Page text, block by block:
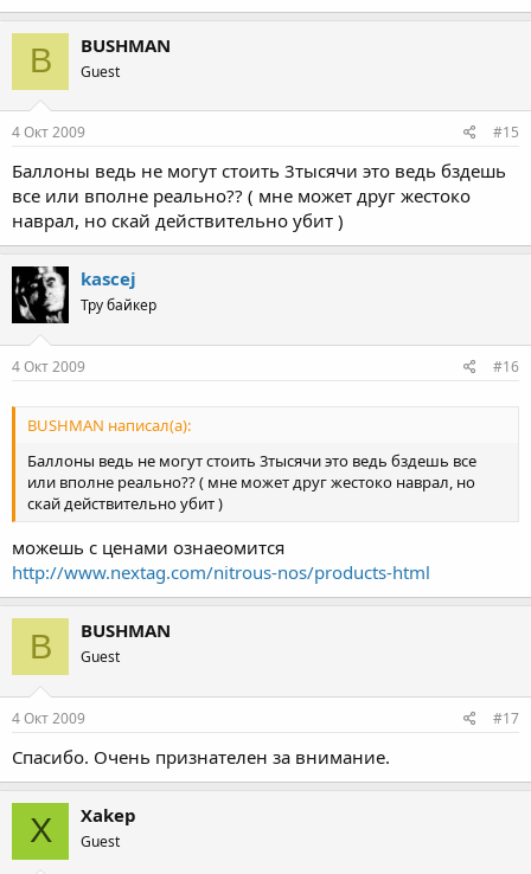
B BUSHMAN
Guest
4 Окт 2009 #15
Баллоны ведь не могут стоить 3тысячи это ведь бздешь
все или вполне реально?? ( мне может друг жестоко
наврал, но скай действительно убит )
kascej
Тру байкер
4 Окт 2009 #16
BUSHMAN написал(а):
Баллоны ведь не могут стоить 3тысячи это ведь бздешь все
или вполне реально?? ( мне может друг жестоко наврал, но
скай действительно убит )
можешь с ценами ознаеомится
http://www.nextag.com/nitrous-nos/products-html
B BUSHMAN
Guest
4 Окт 2009 #17
Спасибо. Очень признателен за внимание.
X Xakep
Guest